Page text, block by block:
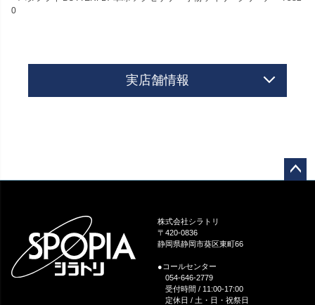
0
実店舗情報
株式会社シラトリ
〒420-0836
静岡県静岡市葵区東町66
●コールセンター
054-646-2779
受付時間 / 11:00-17:00
定休日 / 土・日・祝祭日